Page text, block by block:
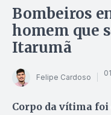
Bombeiros
homem que
Itarumã
Felipe Cardoso
Corpo da vítima